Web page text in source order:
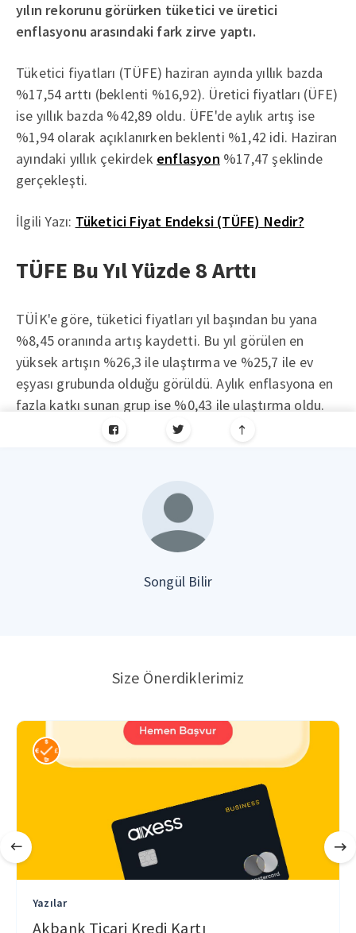
yılın rekorunu görürken tüketici ve üretici
enflasyonu arasındaki fark zirve yaptı.
Tüketici fiyatları (TÜFE) haziran ayında yıllık bazda
%17,54 arttı (beklenti %16,92). Üretici fiyatları (ÜFE)
ise yıllık bazda %42,89 oldu. ÜFE'de aylık artış ise
%1,94 olarak açıklanırken beklenti %1,42 idi. Haziran
ayındaki yıllık çekirdek enflasyon %17,47 şeklinde
gerçekleşti.
İlgili Yazı: Tüketici Fiyat Endeksi (TÜFE) Nedir?
TÜFE Bu Yıl Yüzde 8 Arttı
TÜİK'e göre, tüketici fiyatları yıl başından bu yana
%8,45 oranında artış kaydetti. Bu yıl görülen en
yüksek artışın %26,3 ile ulaştırma ve %25,7 ile ev
eşyası grubunda olduğu görüldü. Aylık enflasyona en
fazla katkı sunan grup ise %0,43 ile ulaştırma oldu.
Songül Bilir
Size Önerdiklerimiz
Yazılar
Akbank Ticari Kredi Kartı